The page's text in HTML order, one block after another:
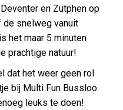
en Zutphen op
de snelweg vanuit
het maar 5 minuten
prachtige natuur!
dat het weer geen rol
bij Multi Fun Bussloo.
leuks te doen!